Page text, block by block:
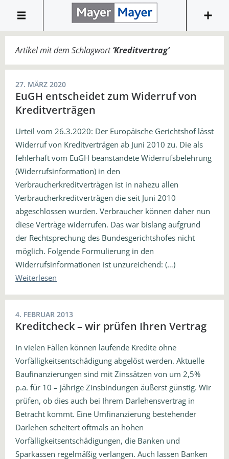
Artikel mit dem Schlagwort‘Kreditvertrag’
27. MÄRZ 2020
EuGH entscheidet zum Widerruf von
Kreditverträgen
Urteil vom 26.3.2020: Der Europäische Gerichtshof lässt
Widerruf von Kreditverträgen ab Juni 2010 zu. Die als
fehlerhaft vom EuGH beanstandete Widerrufsbelehrung
(Widerrufsinformation) in den
Verbraucherkreditverträgen ist in nahezu allen
Verbraucherkreditverträgen die seit Juni 2010
abgeschlossen wurden. Verbraucher können daher nun
diese Verträge widerrufen. Das war bislang aufgrund
der Rechtsprechung des Bundesgerichtshofes nicht
möglich. Folgende Formulierung in den
Widerrufsinformationen ist unzureichend: (…)
Weiterlesen
4. FEBRUAR 2013
Kreditcheck – wir prüfen Ihren Vertrag
In vielen Fällen können laufende Kredite ohne
Vorfälligkeitsentschädigung abgelöst werden. Aktuelle
Baufinanzierungen sind mit Zinssätzen von um 2,5%
p.a. für 10 – jährige Zinsbindungen äußerst günstig. Wir
prüfen, ob dies auch bei Ihrem Darlehensvertrag in
Betracht kommt. Eine Umfinanzierung bestehender
Darlehen scheitert oftmals an hohen
Vorfälligkeitsentschädigungen, die Banken und
Sparkassen regelmäßig verlangen. Auch lassen Banken